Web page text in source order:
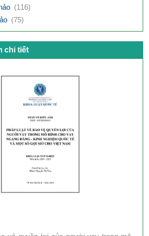
(116)
(75)
chi tiết